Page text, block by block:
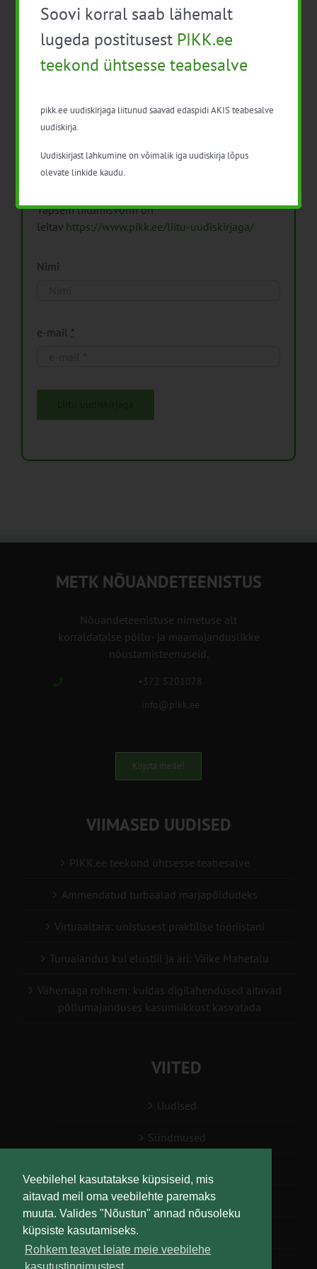
Veebilehel kasutatakse küpsiseid, mis
aitavad meil oma veebilehte paremaks
muuta. Valides "Nõustun" annad nõusoleku
küpsiste kasutamiseks.
Rohkem teavet leiate meie veebilehe
Pikk.ee uudiskirjaga liitumine.
Isikuandmeid töötleme vastavalt
Isikuandmete
Täpsem liitumisvorm on
leitav https://www.pikk.ee/liitu-uudiskirjaga/
Nimi
e-mail *
METK NÕUANDETEENISTUS
Nõuandeteenistuse nimetuse alt
korraldatalse põllu- ja maamajanduslikke
nõustamisteenuseid.
+372 5201078
info@pikk.ee
Kirjuta meile!
VIIMASED UUDISED
PIKK.ee teekond ühtsesse teabesalve
Ammendatud turbaalad marjapõldudeks
Virtuaaltara: unistusest praktilise tööriistani
Turuaiandus kui elustiil ja äri: Väike Mahetalu
Vähemaga rohkem: kuidas digilahendused aitavad
põllumajanduses kasumlikkust kasvatada
VIITED
Uudised
Sündmused
Teabesalv
Liitu uudiskirjaga
Soovi korral saab lähemalt
lugeda postitusest PIKK.ee
teekond ühtsesse teabesalve
pikk.ee uudiskirjaga liitunud saavad edaspidi AKIS teabesalve
uudiskirja.
Uudiskirjast lahkumine on võimalik iga uudiskirja lõpus
olevate linkide kaudu.